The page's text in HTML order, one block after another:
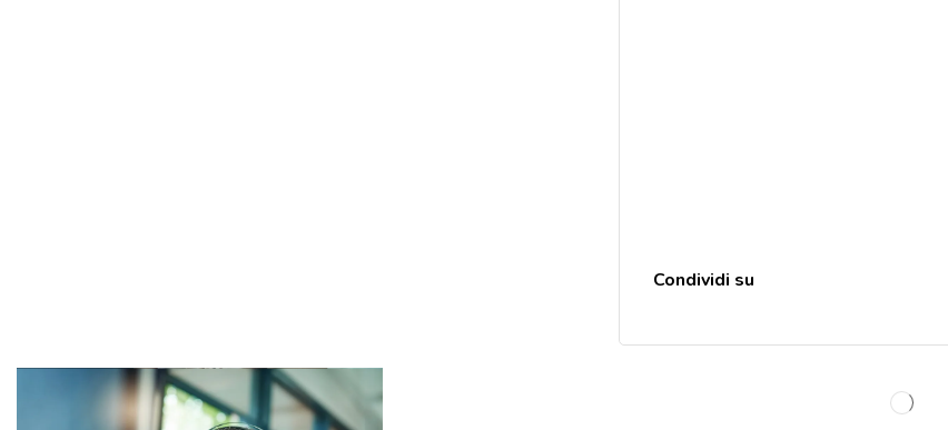
Condividi su